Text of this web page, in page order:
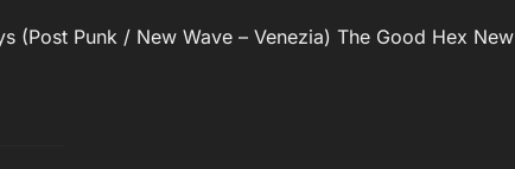
(Post Punk / New Wave – Venezia) The Good Hex New